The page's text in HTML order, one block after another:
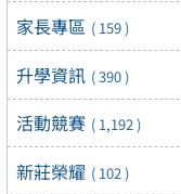
家長專區 ( 159 )
升學資訊 ( 390 )
活動競賽 ( 1,192 )
新莊榮耀 ( 102 )